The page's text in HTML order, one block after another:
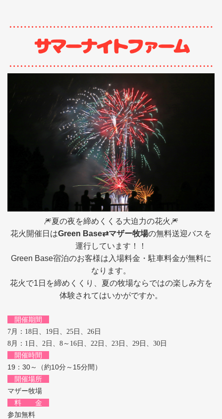
🎆夏の夜を締めくくる大迫力の花火🎆
花火開催日はGreen Base⇄マザー牧場の無料送迎バスを
運行しています！！
Green Base宿泊のお客様は入場料金・駐車料金が無料に
なります。
花火で1日を締めくくり、夏の牧場ならではの楽しみ方を
体験されてはいかがですか。
開催期間
7月：18日、19日、25日、26日
8月：1日、2日、8～16日、22日、23日、29日、30日
開催時間
19：30～（約10分～15分間）
開催場所
マザー牧場
料 金
参加無料